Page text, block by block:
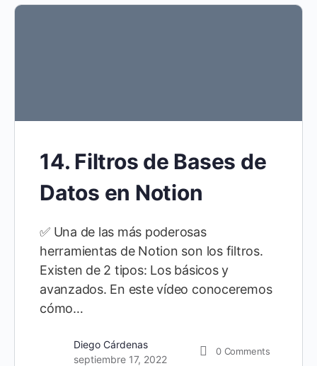
14. Filtros de Bases de
Datos en Notion
✅ Una de las más poderosas
herramientas de Notion son los filtros.
Existen de 2 tipos: Los básicos y
avanzados. En este vídeo conoceremos
cómo…
Diego Cárdenas
septiembre 17, 2022
0 Comments